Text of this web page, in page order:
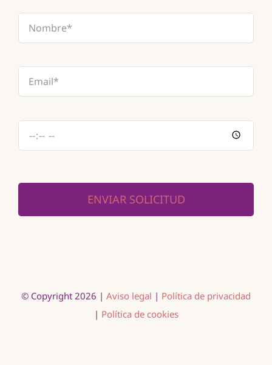
ENVIAR SOLICITUD
© Copyright 2026 | Aviso legal | Política de privacidad
| Política de cookies